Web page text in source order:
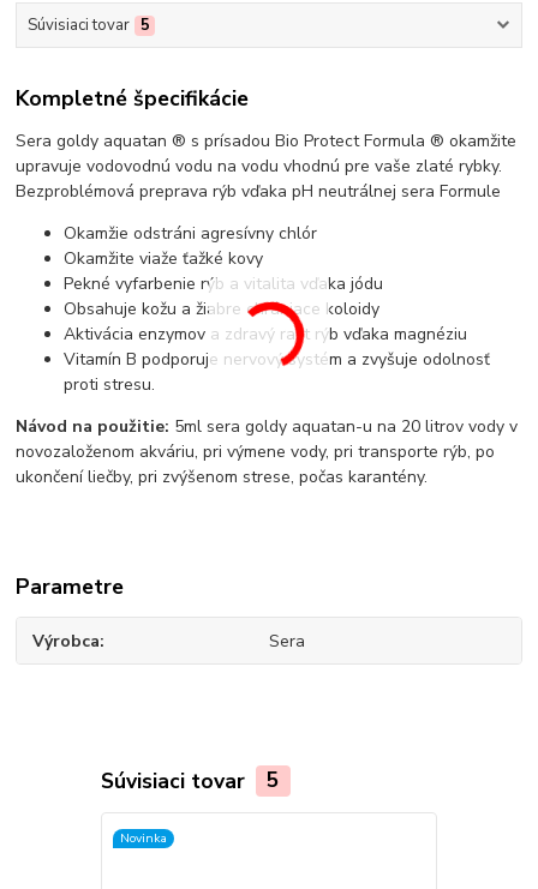
Súvisiaci tovar 5
Kompletné špecifikácie
Sera goldy aquatan ® s prísadou Bio Protect Formula ® okamžite
upravuje vodovodnú vodu na vodu vhodnú pre vaše zlaté rybky.
Bezproblémová preprava rýb vďaka pH neutrálnej sera Formule
Okamžie odstráni agresívny chlór
Okamžite viaže ťažké kovy
Pekné vyfarbenie rýb a vitalita vďaka jódu
Obsahuje kožu a žiabre chrániace koloidy
Aktivácia enzymov a zdravý rast rýb vďaka magnéziu
Vitamín B podporuje nervový systém a zvyšuje odolnosť
proti stresu.
Návod na použitie: 5ml sera goldy aquatan-u na 20 litrov vody v
novozaloženom akváriu, pri výmene vody, pri transporte rýb, po
ukončení liečby, pri zvýšenom strese, počas karantény.
Parametre
Výrobca Sera
Súvisiaci tovar 5
Novinka